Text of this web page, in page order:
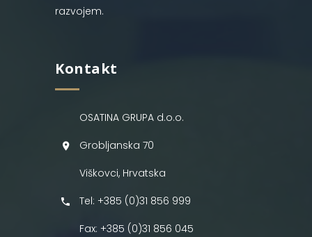
razvojem.
Kontakt
OSATINA GRUPA d.o.o.
Grobljanska 70
Viškovci, Hrvatska
Tel: +385 (0)31 856 999
Fax: +385 (0)31 856 045